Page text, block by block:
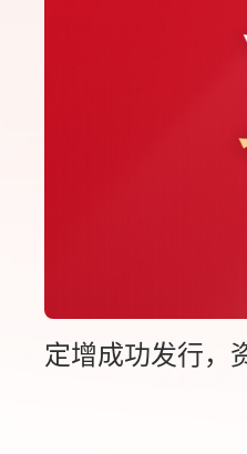
定增成功发行，